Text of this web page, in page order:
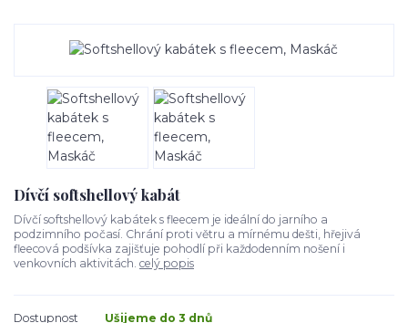
Dívčí softshellový kabát
Dívčí softshellový kabátek s fleecem je ideální do jarního a
podzimního počasí. Chrání proti větru a mírnému dešti, hřejivá
fleecová podšívka zajišťuje pohodlí při každodenním nošení i
venkovních aktivitách. celý popis
Dostupnost Ušijeme do 3 dnů